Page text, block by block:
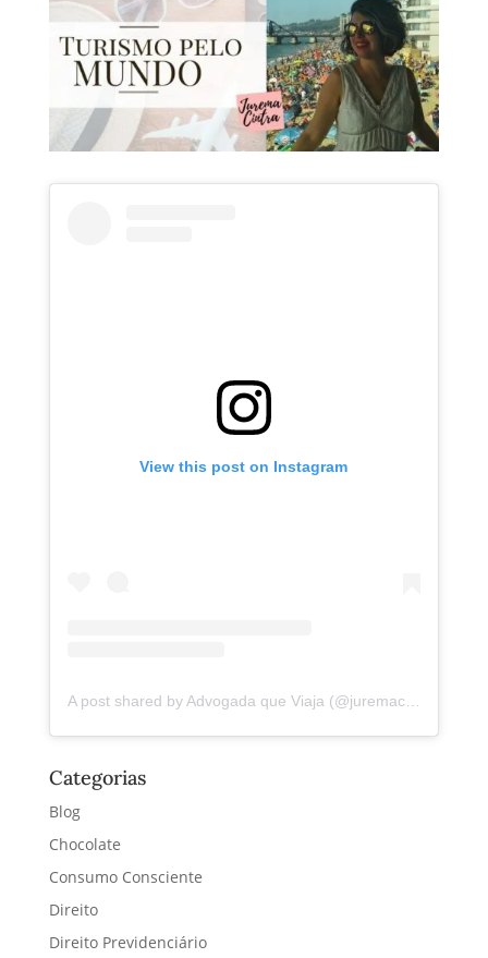
View this post on Instagram
A post shared by Advogada que Viaja (@juremacintra)
Categorias
Blog
Chocolate
Consumo Consciente
Direito
Direito Previdenciário